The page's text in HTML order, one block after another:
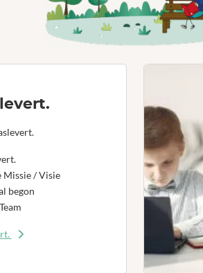
Missie / Visie
begon